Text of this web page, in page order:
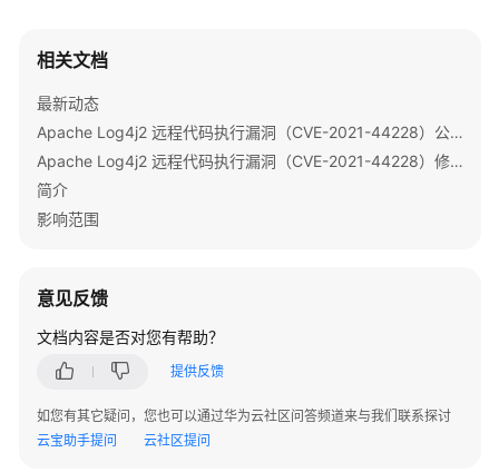
明
MRS
组
件
包
与
集
群
应
关
系
相关文档
最新动态
Apache Log4j2 远程代码执行漏洞（CVE-2021-44228）公告
Apache Log4j2 远程代码执行漏洞（CVE-2021-44228）修复指导
简介
影响范围
意见反馈
文档内容是否对您有帮助？
提供反馈
如您有其它疑问，您也可以通过华为云社区问答频道来与我们联系探讨
云宝助手提问
云社区提问